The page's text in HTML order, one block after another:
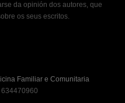
da opinión dos autores, que
os seus escritos.
Familiar e Comunitaria